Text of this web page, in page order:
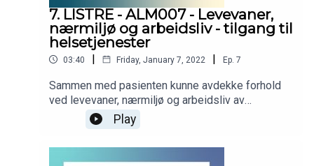
7. LISTRE - ALM007 - Levevaner,
nærmiljø og arbeidsliv - tilgang til
helsetjenester
03:40 | Friday, January 7, 2022 | Ep. 7
Sammen med pasienten kunne avdekke forhold
ved levevaner, nærmiljø og arbeidsliv av
betydning for liv, helse og pasientens tilgang til
nødvendige helsetjenester. Podcasten er
utarbeidet i samarbeid med Helsedirektoratet.
Helsedirektoratet har finansiert utviklingen av
Play